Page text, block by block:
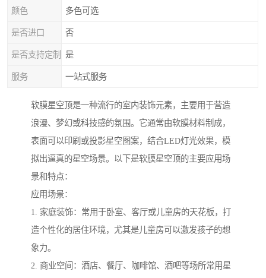
颜色 多色可选
是否进口 否
是否支持定制 是
服务 一站式服务
软膜星空顶是一种流行的室内装饰元素，主要用于营造
浪漫、梦幻或科技感的氛围。它通常由软膜材料制成，
表面可以印刷或投影星空图案，结合LED灯光效果，模
拟出逼真的星空场景。以下是软膜星空顶的主要应用场
景和特点：
应用场景：
1. 家庭装饰：常用于卧室、客厅或儿童房的天花板，打
造个性化的居住环境，尤其是儿童房可以激发孩子的想
象力。
2. 商业空间：酒店、餐厅、咖啡馆、酒吧等场所常用星